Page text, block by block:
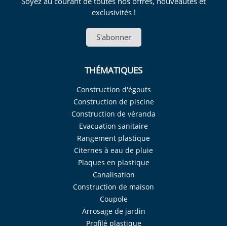
exclusivités !
S'abonner
THÉMATIQUES
Construction d'égouts
Construction de piscine
Construction de véranda
Evacuation sanitaire
Rangement plastique
Citernes à eau de pluie
Plaques en plastique
Canalisation
Construction de maison
Coupole
Arrosage de jardin
Profilé plastique